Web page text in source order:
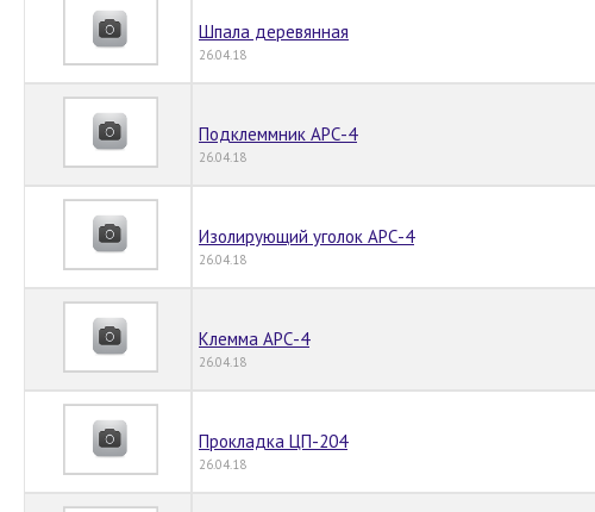
Шпала деревянная
26.04.18
Подклеммник АРС-4
26.04.18
Изолирующий уголок АРС-4
26.04.18
Клемма АРС-4
26.04.18
Прокладка ЦП-204
26.04.18